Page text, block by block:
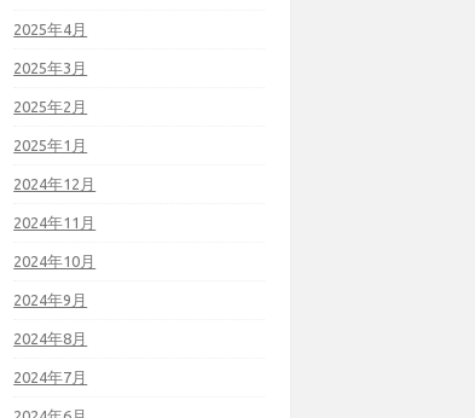
2025年4月
2025年3月
2025年2月
2025年1月
2024年12月
2024年11月
2024年10月
2024年9月
2024年8月
2024年7月